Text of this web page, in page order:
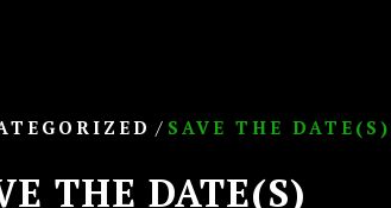
/ SAVE THE DATE(S)
THE DATE(S)